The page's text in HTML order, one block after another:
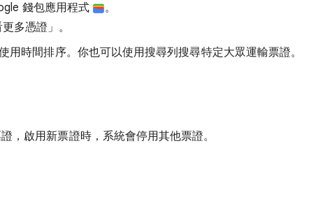
錢包應用程式
。
更多憑證」 。
用時間排序。你也可以使用搜尋列搜尋特定大眾運輸票證。
，啟用新票證時，系統會停用其他票證。